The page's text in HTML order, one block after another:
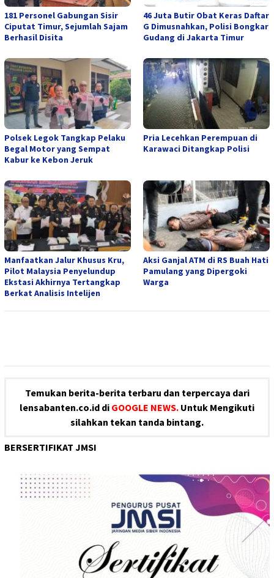
181 Personel Gabungan Sisir
Ciputat Timur, Sejumlah Sajam
Berhasil Disita
46 Juta Butir Obat Keras Daftar
G Dimusnahkan, Polisi Bongkar
Gudang di Jakarta Timur
Polsek Legok Tangkap Pelaku
Begal Motor yang Sempat
Kabur ke Kebon Jeruk
Pria Lecehkan Perempuan di
Karawaci Ditangkap Polisi
Manfaatkan Jalur Khusus Kru,
Pilot Malaysia Penyelundup
Ekstasi Akhirnya Tertangkap
Berkat Analisis Intelijen
Aksi Ganjal ATM di RS Buah Hati
Pamulang yang Dipergoki
Warga
Temukan berita-berita terbaru dan terpercaya dari
lensabanten.co.id di GOOGLE NEWS. Untuk Mengikuti
silahkan tekan tanda bintang.
BERSERTIFIKAT JMSI